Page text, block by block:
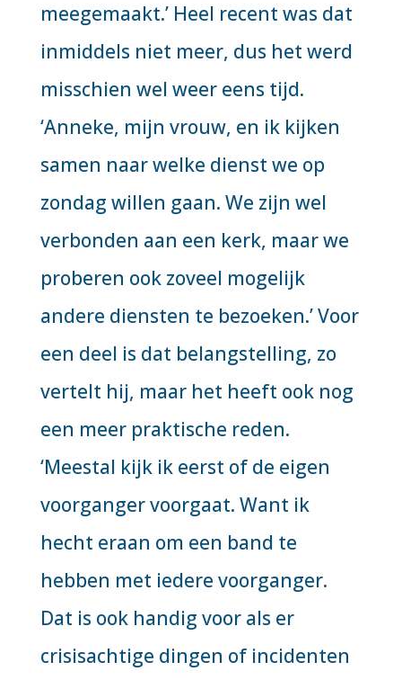
meegemaakt.’ Heel recent was dat
inmiddels niet meer, dus het werd
misschien wel weer eens tijd.
‘Anneke, mijn vrouw, en ik kijken
samen naar welke dienst we op
zondag willen gaan. We zijn wel
verbonden aan een kerk, maar we
proberen ook zoveel mogelijk
andere diensten te bezoeken.’ Voor
een deel is dat belangstelling, zo
vertelt hij, maar het heeft ook nog
een meer praktische reden.
‘Meestal kijk ik eerst of de eigen
voorganger voorgaat. Want ik
hecht eraan om een band te
hebben met iedere voorganger.
Dat is ook handig voor als er
crisisachtige dingen of incidenten